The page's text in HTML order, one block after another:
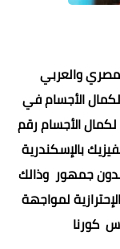
والعربي
لكمال الأجسام في
الأجسام رقم
والفيزيك بالإسكندرية
الجاري بدون جمهور وذالك
لمواجهة
كورنا